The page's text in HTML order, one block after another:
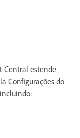
Central estende
Configurações do